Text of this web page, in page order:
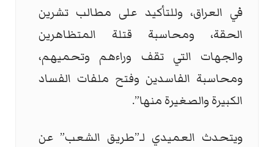
في العراق، وللتأكيد على مطالب تشرين
الحقة، ومحاسبة قتلة المتظاهرين
والجهات التي تقف وراءهم وتحميهم،
ومحاسبة الفاسدين وفتح ملفات الفساد
الكبيرة والصغيرة منها”.
ويتحدث العميدي لـ”طريق الشعب” عن